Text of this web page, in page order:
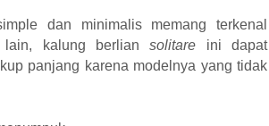
dan minimalis memang terkenal
lain, kalung berlian solitare ini dapat
panjang karena modelnya yang tidak